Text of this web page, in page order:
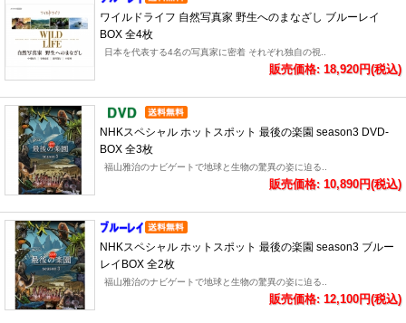
ワイルドライフ 自然写真家 野生へのまなざし ブルーレイ
BOX 全4枚
日本を代表する4名の写真家に密着 それぞれ独自の視..
販売価格: 18,920円(税込)
NHKスペシャル ホットスポット 最後の楽園 season3 DVD-
BOX 全3枚
福山雅治のナビゲートで地球と生物の驚異の姿に迫る..
販売価格: 10,890円(税込)
NHKスペシャル ホットスポット 最後の楽園 season3 ブルー
レイBOX 全2枚
福山雅治のナビゲートで地球と生物の驚異の姿に迫る..
販売価格: 12,100円(税込)